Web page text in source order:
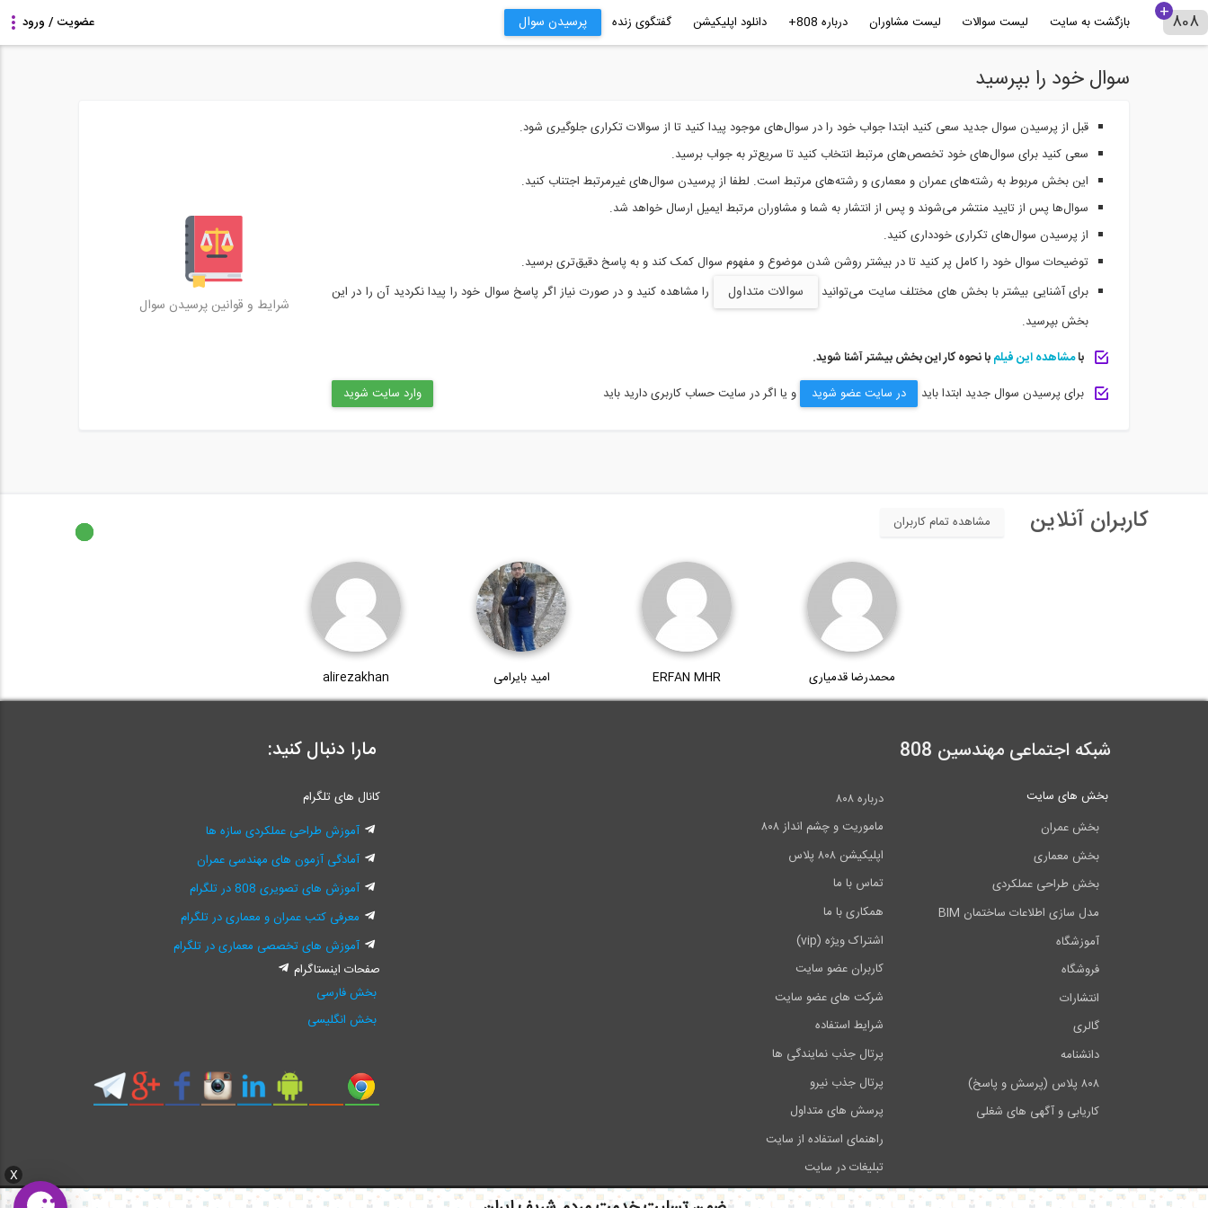
بازگشت به سایت لیست سوالات لیست مشاوران درباره 808+ دانلود اپلیکیشن گفتگوی زنده پرسیدن سوال
سوال خود را بپرسید
X
قبل از پرسیدن سوال جدید سعی کنید ابتدا جواب خود را در سوال‌های موجود پیدا کنید تا از سوالات تکراری جلوگیری شود.
سعی کنید برای سوال‌های خود تخصص‌های مرتبط انتخاب کنید تا سریع‌تر به جواب برسید.
این بخش مربوط به رشته‌های عمران و معماری و رشته‌های مرتبط است. لطفا از پرسیدن سوال‌های غیرمرتبط اجتناب کنید.
سوال‌ها پس از تایید منتشر می‌شوند و پس از انتشار به شما و مشاوران مرتبط ایمیل ارسال خواهد شد.
از پرسیدن سوال‌های تکراری خودداری کنید.
توضیحات سوال خود را کامل پر کنید تا در بیشتر روشن شدن موضوع و مفهوم سوال کمک کند و به پاسخ دقیق‌تری برسید.
برای آشنایی بیشتر با بخش های مختلف سایت می‌توانید
سوالات متداول
را مشاهده کنید و در صورت نیاز اگر پاسخ سوال خود را پیدا نکردید آن را در این
بخش بپرسید.
بامشاهده این فیلمبا نحوه کار این بخش بیشتر آشنا شوید.
برای پرسیدن سوال جدید ابتدا باید
در سایت عضو شوید و یا اگر در سایت حساب کاربری دارید باید وارد سایت شوید
شرایط و قوانین پرسیدن سوال
کاربران آنلاین مشاهده تمام کاربران
محمدرضا قدمیاری ERFAN MHR امید بایرامی alirezakhan
شبکه اجتماعی مهندسین 808
درباره ۸۰۸
ماموریت و چشم انداز ۸۰۸
اپلیکیشن ۸۰۸ پلاس
تماس با ما
همکاری با ما
اشتراک ویژه (vip)
کاربران عضو سایت
شرکت های عضو سایت
شرایط استفاده
پرتال جذب نمایندگی ها
پرتال جذب نیرو
پرسش های متداول
راهنمای استفاده از سایت
تبلیغات در سایت
بخش های سایت
بخش عمران
بخش معماری
بخش طراحی عملکردی
مدل سازی اطلاعات ساختمان BIM
آموزشگاه
فروشگاه
انتشارات
گالری
دانشنامه
۸۰۸ پلاس (پرسش و پاسخ)
کاریابی و آگهی های شغلی
مارا دنبال کنید:
کانال های تلگرام
آموزش طراحی عملکردی سازه ها
آمادگی آزمون های مهندسی عمران
آموزش های تصویری 808 در تلگرام
معرفی کتب عمران و معماری در تلگرام
آموزش های تخصصی معماری در تلگرام
صفحات اینستاگرام
بخش فارسی
بخش انگلیسی